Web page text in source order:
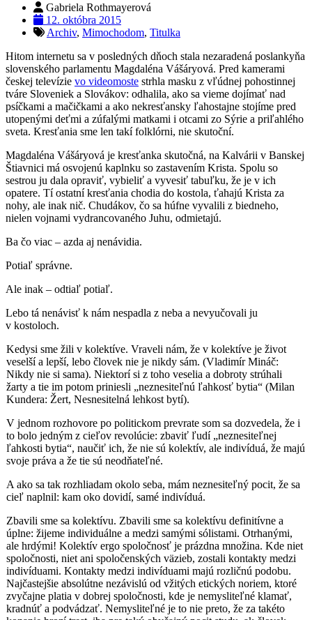
Gabriela Rothmayerová
12. októbra 2015
Archiv, Mimochodom, Titulka
Hitom internetu sa v posledných dňoch stala nezaradená poslankyňa
slovenského parlamentu Magdaléna Vášáryová. Pred kamerami
českej televízie vo videomoste strhla masku z vľúdnej pohostinnej
tváre Sloveniek a Slovákov: odhalila, ako sa vieme dojímať nad
psíčkami a mačičkami a ako nekresťansky ľahostajne stojíme pred
utopenými deťmi a zúfalými matkami i otcami zo Sýrie a priľahlého
sveta. Kresťania sme len takí folklórni, nie skutoční.
Magdaléna Vášáryová je kresťanka skutočná, na Kalvárii v Banskej
Štiavnici má osvojenú kaplnku so zastavením Krista. Spolu so
sestrou ju dala opraviť, vybieliť a vyvesiť tabuľku, že je v ich
opatere. Tí ostatní kresťania chodia do kostola, ťahajú Krista za
nohy, ale inak nič. Chudákov, čo sa húfne vyvalili z biedneho,
nielen vojnami vydrancovaného Juhu, odmietajú.
Ba čo viac – azda aj nenávidia.
Potiaľ správne.
Ale inak – odtiaľ potiaľ.
Lebo tá nenávisť k nám nespadla z neba a nevyučovali ju
v kostoloch.
Kedysi sme žili v kolektíve. Vraveli nám, že v kolektí­ve je život
veselší a lepší, lebo človek nie je nikdy sám. (Vladimír Mináč:
Nikdy nie si sama). Niektorí si z toho veselia a dobroty strúhali
žarty a tie im potom prinies­li „neznesiteľnú ľahkosť bytia“ (Milan
Kundera: Žert, Nesnesitelná lehkost bytí).
V jednom rozhovore po politickom prevrate som sa dozvedela, že i
to bolo jedným z cieľov revolúcie: zbaviť ľudí „neznesiteľnej
ľahkosti bytia“, naučiť ich, že nie sú kolektív, ale indivíduá, že majú
svoje práva a že tie sú neodňateľné.
A ako sa tak rozhliadam okolo seba, mám neznesiteľný pocit, že sa
cieľ naplnil: kam oko dovidí, samé indivíduá.
Zbavili sme sa kolektívu. Zbavili sme sa kolektívu de­finitívne a
úplne: žijeme individuálne a medzi samými sólistami. Otrhanými,
ale hrdými! Kolektív ergo spoločnosť je prázdna množina. Kde niet
spoločnosti, niet ani spoločenských väzieb, zo­stali kontakty medzi
indivíduami. Kontakty medzi indi­víduami majú rozličnú podobu.
Najčastejšie absolútne nezávislú od vžitých etických noriem, ktoré
zvyčajne platia v dobrej spoločnosti, kde je nemysliteľné klamať,
kradnúť a podvádzať. Nemysliteľné je to nie preto, že za takéto